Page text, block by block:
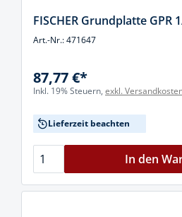
FISCHER Grundplatte GPR
Art.-Nr.: 471647
87,77 €*
Inkl. 19% Steuern, exkl.
Lieferzeit beachten
In den